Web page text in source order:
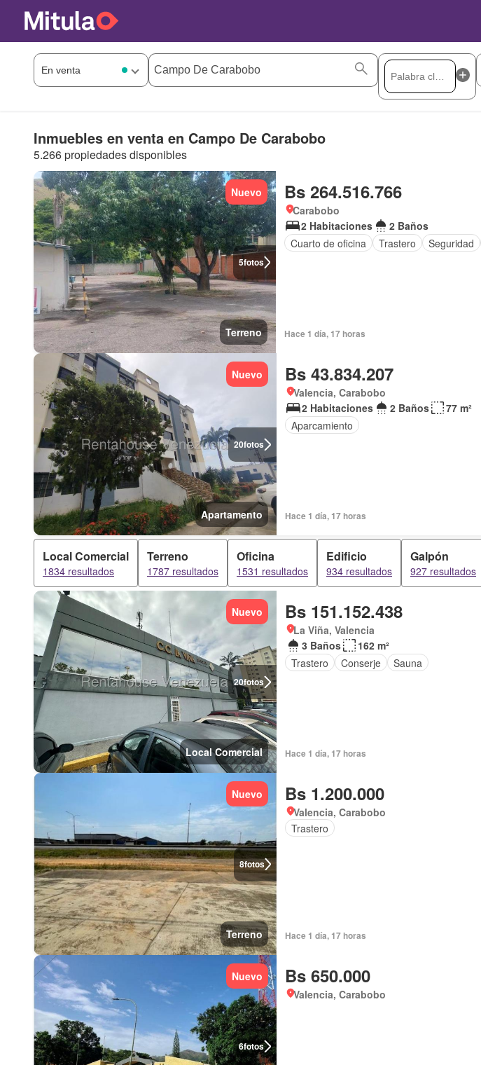
Inmuebles en venta en Campo De Carabobo
5.266 propiedades disponibles
5fotos
Nuevo
Terreno
Bs 264.516.766
Carabobo
2 Habitaciones
2 Baños
Cuarto de oficina
Trastero Seguridad
Hace 1 día, 17 horas
20fotos
Nuevo
Apartamento
Bs 43.834.207
Valencia, Carabobo
2 Habitaciones
2 Baños
77 m²
Aparcamiento
Hace 1 día, 17 horas
Local Comercial
1834 resultados
Terreno
1787 resultados
Oficina
1531 resultados
Edificio
934 resultados
Galpón
927 resultados
20fotos
Nuevo
Local Comercial
Bs 151.152.438
La Viña, Valencia
3 Baños
162 m²
Trastero
Conserje Sauna
Hace 1 día, 17 horas
8fotos
Nuevo
Terreno
Bs 1.200.000
Valencia, Carabobo
Trastero
Hace 1 día, 17 horas
6fotos
Nuevo Bs 650.000
Valencia, Carabobo